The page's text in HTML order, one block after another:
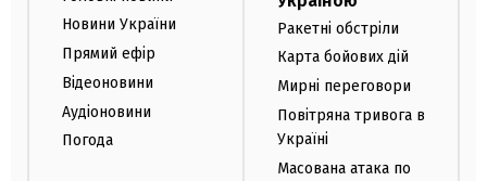
Новини України
Прямий ефір
Відеоновини
Аудіоновини
Погода
Ракетні обстріли
Карта бойових дій
Мирні переговори
Повітряна тривога в
Україні
Масована атака по